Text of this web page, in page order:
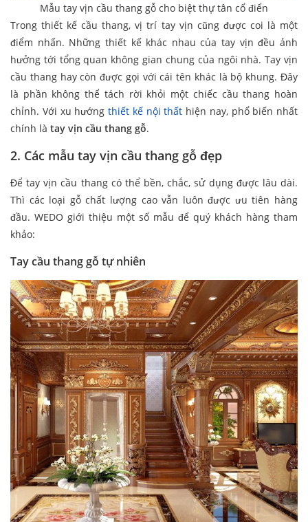
Mẫu tay vịn cầu thang gỗ cho biệt thự tân cổ điển
Trong thiết kế cầu thang, vị trí tay vịn cũng được coi là một
điểm nhấn. Những thiết kế khác nhau của tay vịn đều ảnh
hưởng tới tổng quan không gian chung của ngôi nhà. Tay vịn
cầu thang hay còn được gọi với cái tên khác là bộ khung. Đây
là phần không thể tách rời khỏi một chiếc cầu thang hoàn
chỉnh. Với xu hướng thiết kế nội thất hiện nay, phổ biến nhất
chính là tay vịn cầu thang gỗ.
2. Các mẫu tay vịn cầu thang gỗ đẹp
Để tay vịn cầu thang có thể bền, chắc, sử dụng được lâu dài.
Thì các loại gỗ chất lượng cao vẫn luôn được ưu tiên hàng
đầu. WEDO giới thiệu một số mẫu để quý khách hàng tham
khảo:
Tay cầu thang gỗ tự nhiên